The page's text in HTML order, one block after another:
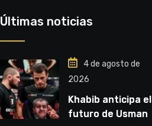
Últimas noticias
4 de agosto de
2026
Khabib anticipa el
futuro de Usman